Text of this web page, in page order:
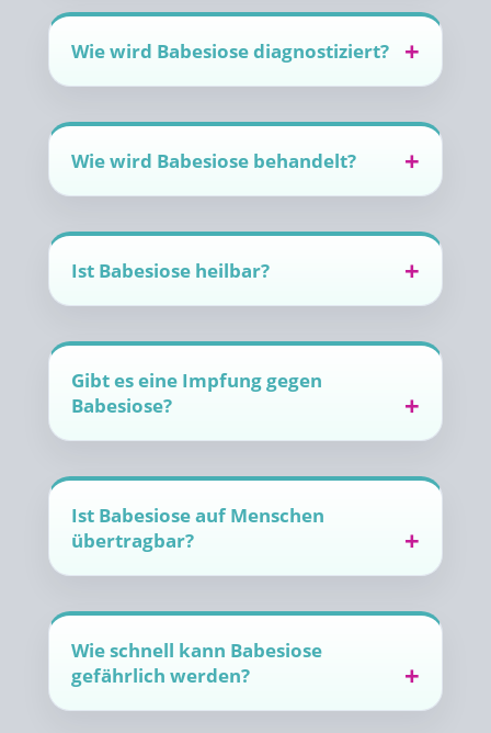
Wie wird Babesiose diagnostiziert?
Wie wird Babesiose behandelt?
Ist Babesiose heilbar?
Gibt es eine Impfung gegen
Babesiose?
Ist Babesiose auf Menschen
übertragbar?
Wie schnell kann Babesiose
gefährlich werden?